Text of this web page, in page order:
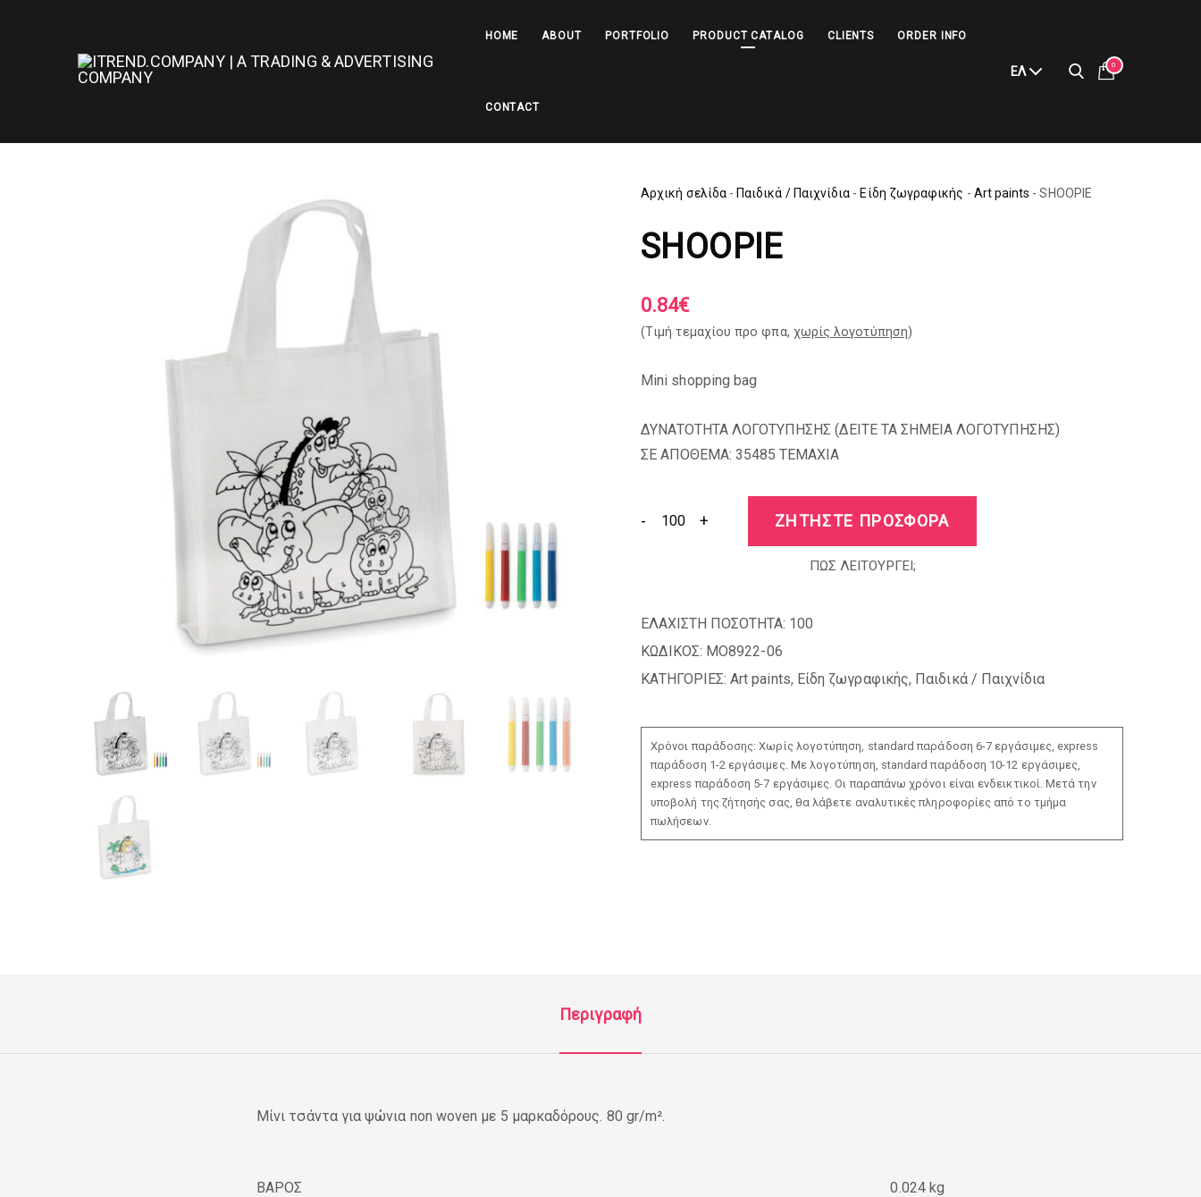
HOME ABOUT PORTFOLIO PRODUCT CATALOG CLIENTS ORDER INFO
CONTACT
ΕΛ 0
Αρχική σελίδα - Παιδικά / Παιχνίδια - Είδη ζωγραφικής - Art paints - SHOOPIE
SHOOPIE
0.84€
(Tιμή τεμαχίου προ φπα, χωρίς λογοτύπηση)
Mini shopping bag
ΔΥΝΑΤΟΤΗΤΑ ΛΟΓΟΤΥΠΗΣΗΣ (ΔΕΙΤΕ ΤΑ ΣΗΜΕΙΑ ΛΟΓΟΤΥΠΗΣΗΣ)
ΣΕ ΑΠΟΘΕΜΑ: 35485 TEMAXIA
- + ΖΗΤΗΣΤΕ ΠΡΟΣΦΟΡΑ
ΠΩΣ ΛΕΙΤΟΥΡΓΕΙ;
ΕΛΑΧΙΣΤΗ ΠΟΣΟΤΗΤΑ: 100
ΚΩΔΙΚΟΣ: MO8922-06
ΚΑΤΗΓΟΡΙΕΣ: Art paints, Είδη ζωγραφικής, Παιδικά / Παιχνίδια
Χρόνοι παράδοσης: Χωρίς λογοτύπηση, standard παράδοση 6-7 εργάσιμες, express
παράδοση 1-2 εργάσιμες. Με λογοτύπηση, standard παράδοση 10-12 εργάσιμες,
express παράδοση 5-7 εργάσιμες. Οι παραπάνω χρόνοι είναι ενδεικτικοί. Μετά την
υποβολή της ζήτησής σας, θα λάβετε αναλυτικές πληροφορίες από το τμήμα
πωλήσεων.
Περιγραφή
Μίνι τσάντα για ψώνια non woven με 5 μαρκαδόρους. 80 gr/m².
ΒΑΡΟΣ 0.024 kg